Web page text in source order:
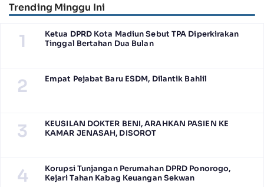
Trending Minggu Ini
1
Ketua DPRD Kota Madiun Sebut TPA Diperkirakan
Tinggal Bertahan Dua Bulan
2 Empat Pejabat Baru ESDM, Dilantik Bahlil
3
KEUSILAN DOKTER BENI, ARAHKAN PASIEN KE
KAMAR JENASAH, DISOROT
4
Korupsi Tunjangan Perumahan DPRD Ponorogo,
Kejari Tahan Kabag Keuangan Sekwan